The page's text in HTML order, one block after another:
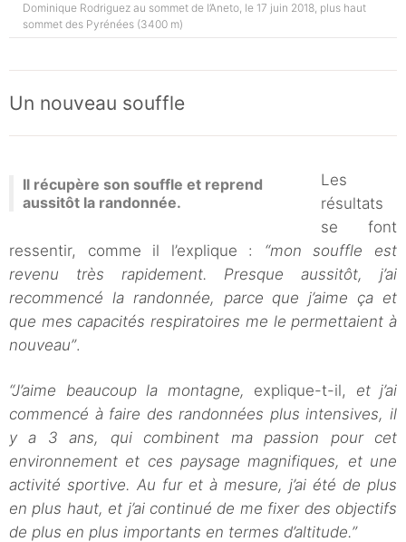
Dominique Rodriguez au sommet de l’Aneto, le 17 juin 2018, plus haut
sommet des Pyrénées (3400 m)
Un nouveau souffle
Il récupère son souffle et reprend
aussitôt la randonnée.
Les
résultats
se font
ressentir, comme il l’explique : “mon souffle est
revenu très rapidement. Presque aussitôt, j’ai
recommencé la randonnée, parce que j’aime ça et
que mes capacités respiratoires me le permettaient à
nouveau”.
“J’aime beaucoup la montagne, explique-t-il, et j’ai
commencé à faire des randonnées plus intensives, il
y a 3 ans, qui combinent ma passion pour cet
environnement et ces paysage magnifiques, et une
activité sportive. Au fur et à mesure, j’ai été de plus
en plus haut, et j’ai continué de me fixer des objectifs
de plus en plus importants en termes d’altitude.”